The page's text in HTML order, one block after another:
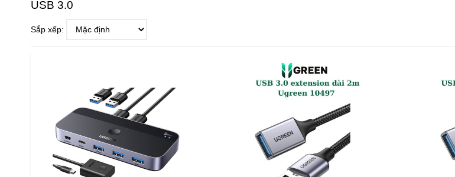
USB 3.0
Sắp xếp: